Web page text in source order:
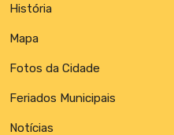
História
Mapa
Fotos da Cidade
Feriados Municipais
Notícias